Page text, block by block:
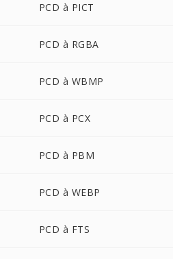
PCD à PICT
PCD à RGBA
PCD à WBMP
PCD à PCX
PCD à PBM
PCD à WEBP
PCD à FTS